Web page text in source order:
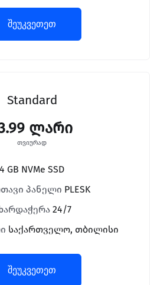
შეუკვეთეთ
Standard
ლარი
თვიურად
4 GB NVMe SSD
პანელი PLESK
24/7
საქართველო, თბილისი
შეუკვეთეთ